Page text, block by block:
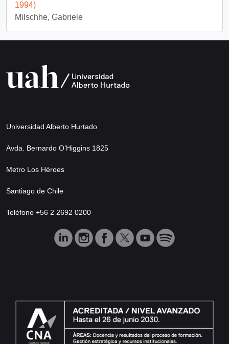
1994)
Milschhe, Gabriele
Universidad Alberto Hurtado
Avda. Bernardo O’Higgins 1825
Metro Los Héroes
Santiago de Chile
Teléfono +56 2 2692 0200